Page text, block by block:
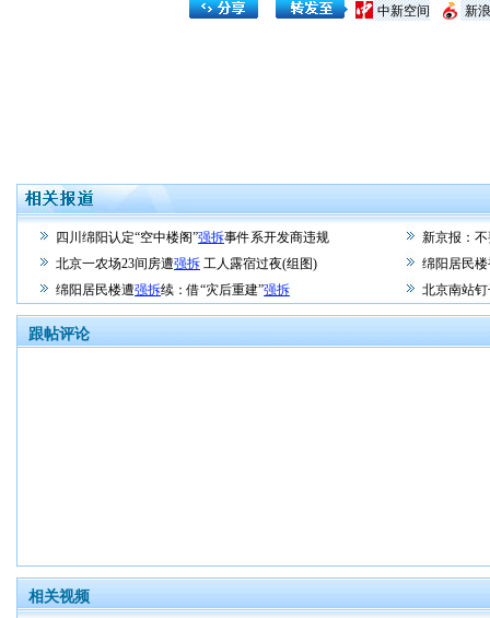
新
中新空间
四川绵阳认定“空中楼阁”强拆事件系开发商违规
新京报：
北京一农场23间房遭强拆 工人露宿过夜(组图)
绵阳居民
绵阳居民楼遭强拆续：借“灾后重建”强拆 北京南站
跟帖评论
相关视频